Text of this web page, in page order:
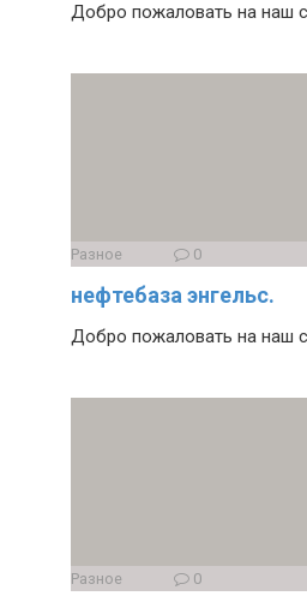
Добро пожаловать на наш
Разное 0
нефтебаза энгельс.
Добро пожаловать на наш
Разное 0